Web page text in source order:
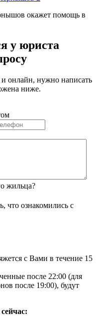
окажет помощь в
у юриста
онлайн, нужно написать
ниже.
жильца?
что ознакомились с
с Вами в течение 15
после 22:00 (для
после 19:00), будут